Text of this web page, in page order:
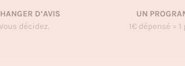
D’AVIS
décidez.
UN
1€ dépensé =